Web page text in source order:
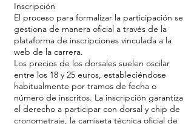
Inscripción
El proceso para formalizar la participación se
gestiona de manera oficial a través de la
plataforma de inscripciones vinculada a la
web de la carrera.
Los precios de los dorsales suelen oscilar
entre los 18 y 25 euros, estableciéndose
habitualmente por tramos de fecha o
número de inscritos. La inscripción garantiza
el derecho a participar con dorsal y chip de
cronometraje, la camiseta técnica oficial de